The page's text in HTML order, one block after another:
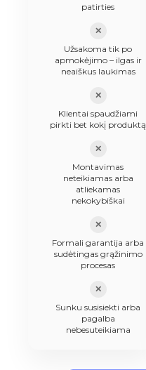
patirties
✕
Užsakoma tik po
apmokėjimo – ilgas ir
neaiškus laukimas
✕
Klientai spaudžiami
pirkti bet kokį produktą
✕
Montavimas
neteikiamas arba
atliekamas
nekokybiškai
✕
Formali garantija arba
sudėtingas grąžinimo
procesas
✕
Sunku susisiekti arba
pagalba
nebesuteikiama